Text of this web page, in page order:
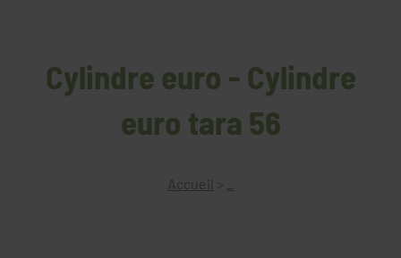
Cylindre euro - Cylindre
euro tara 56
Accueil >